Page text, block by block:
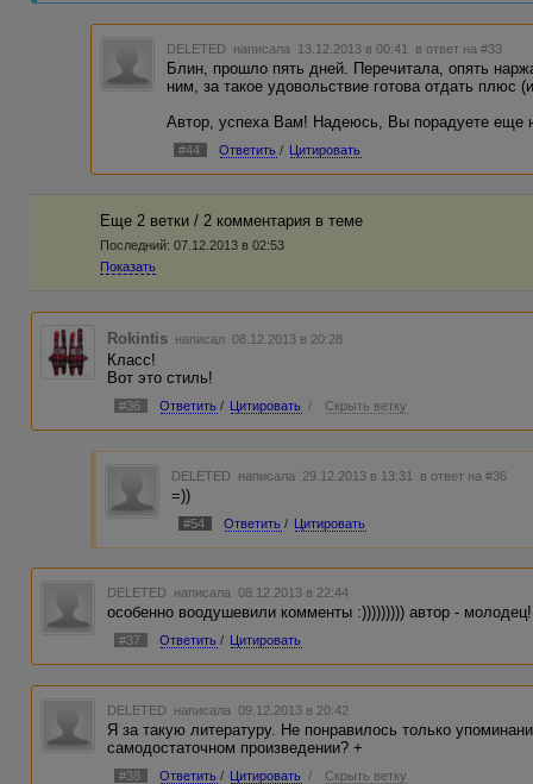
DELETED написала 13.12.2013 в 00:41 в ответ на #33
Блин, прошло пять дней. Перечитала, опять
ним, за такое удовольствие готова отдать плюс
Автор, успеха Вам! Надеюсь, Вы порадуете еще
#44 Ответить / Цитировать
Еще 2 ветки / 2 комментария в темe
Последний: 07.12.2013 в 02:53
Показать
Rokintis написал 08.12.2013 в 20:28
Класс!
Вот это стиль!
#36 Ответить / Цитировать / Скрыть ветку
DELETED написала 29.12.2013 в 13:31 в ответ на #36
=))
#54 Ответить / Цитировать
DELETED написала 08.12.2013 в 22:44
особенно воодушевили комменты :))))))))) автор -
#37 Ответить / Цитировать
DELETED написала 09.12.2013 в 20:42
Я за такую литературу. Не понравилось только
самодостаточном произведении? +
#38 Ответить / Цитировать / Скрыть ветку